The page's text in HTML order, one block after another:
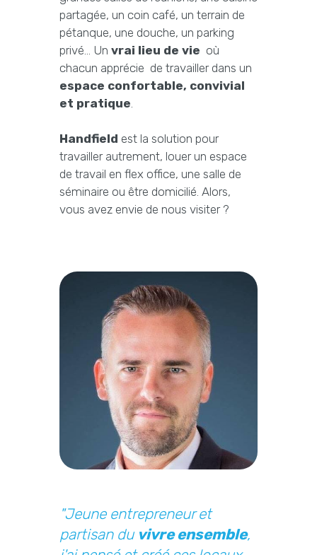
partagée, un coin café, un terrain de
pétanque, une douche, un parking
privé... Un vrai lieu de vie où
chacun apprécie de travailler dans un
espace confortable, convivial
et pratique
Handfield est la solution pour
travailler autrement, louer un espace
de travail en flex office, une salle de
séminaire ou être domicilié. Alors,
vous avez envie de nous visiter ?
"Jeune entrepreneur et
partisan du vivre ensemble,